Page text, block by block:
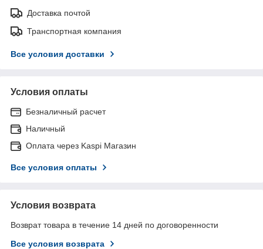
Доставка почтой
Транспортная компания
Все условия доставки
Условия оплаты
Безналичный расчет
Наличный
Оплата через Kaspi Магазин
Все условия оплаты
Условия возврата
Возврат товара в течение 14 дней по договоренности
Все условия возврата